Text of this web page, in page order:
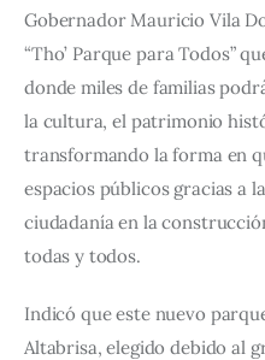
Gobernador Mauricio Vila
“Tho’ Parque para Todos”
donde miles de familias
la cultura, el patrimonio
transformando la forma en
espacios públicos gracias a
ciudadanía en la
todas y todos.
Indicó que este nuevo
Altabrisa, elegido debido al